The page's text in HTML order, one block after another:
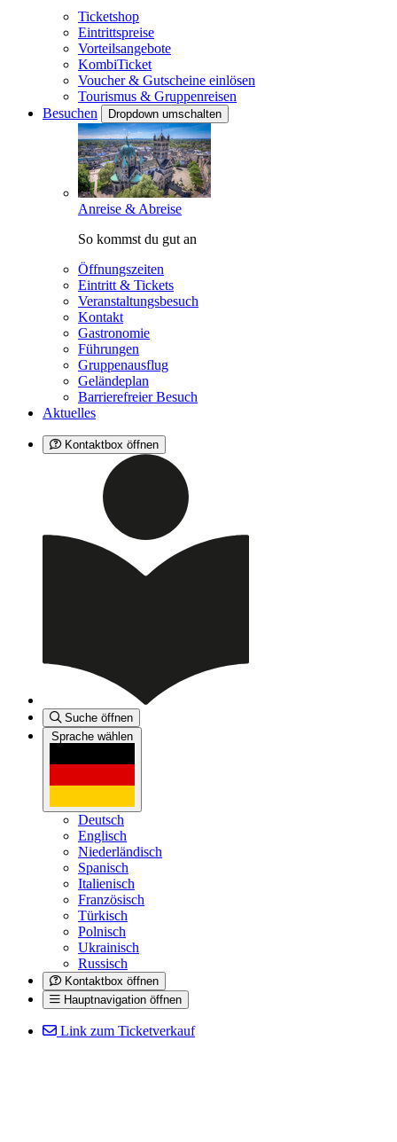
Ticketshop
Eintrittspreise
Vorteilsangebote
KombiTicket
Voucher & Gutscheine einlösen
Tourismus & Gruppenreisen
Besuchen
Dropdown umschalten
Anreise & Abreise
So kommst du gut an
Öffnungszeiten
Eintritt & Tickets
Veranstaltungsbesuch
Kontakt
Gastronomie
Führungen
Gruppenausflug
Geländeplan
Barrierefreier Besuch
Aktuelles
Kontaktbox öffnen
Suche öffnen
Sprache wählen
Deutsch
Englisch
Niederländisch
Spanisch
Italienisch
Französisch
Türkisch
Polnisch
Ukrainisch
Russisch
Kontaktbox öffnen
Hauptnavigation öffnen
Link zum Ticketverkauf